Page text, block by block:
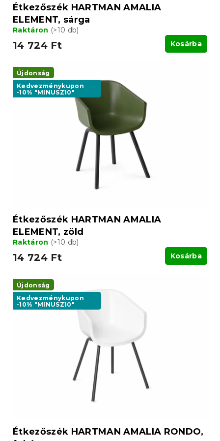
Étkezőszék HARTMAN AMALIA
ELEMENT, sárga
Raktáron (>10 db)
14 724 Ft Kosárba
Újdonság
Kedvezménykupon
-10% "MINUSZ10"
Étkezőszék HARTMAN AMALIA
ELEMENT, zöld
Raktáron (>10 db)
14 724 Ft Kosárba
Újdonság
Kedvezménykupon
-10% "MINUSZ10"
Étkezőszék HARTMAN AMALIA RONDO,